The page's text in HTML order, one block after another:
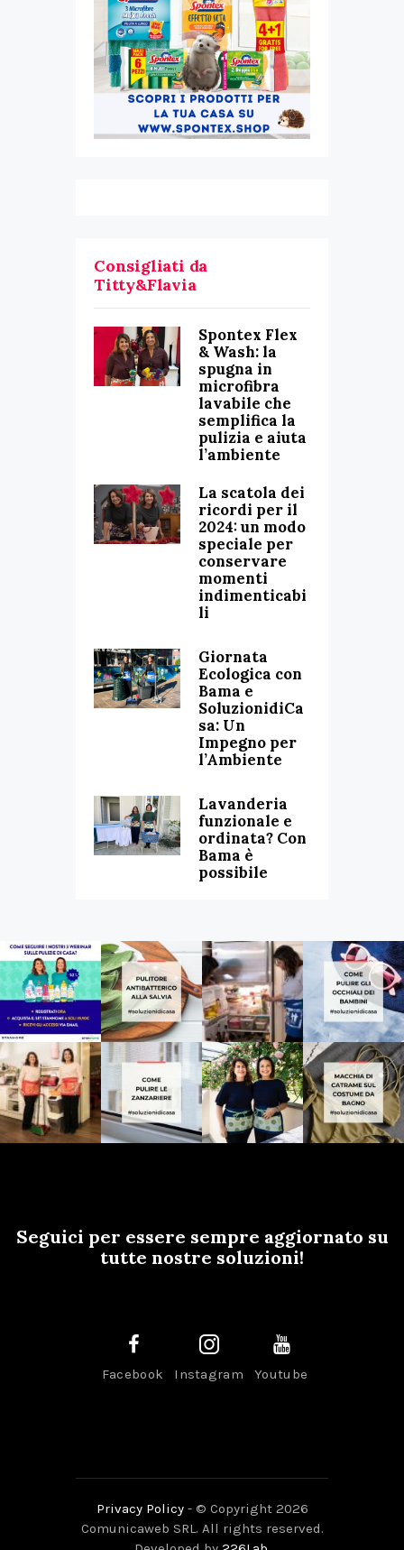
Consigliati da
Titty&Flavia
Spontex Flex
& Wash: la
spugna in
microfibra
lavabile che
semplifica la
pulizia e aiuta
l’ambiente
La scatola dei
ricordi per il
2024: un modo
speciale per
conservare
momenti
indimenticabi
li
Giornata
Ecologica con
Bama e
SoluzionidiCa
sa: Un
Impegno per
l’Ambiente
Lavanderia
funzionale e
ordinata? Con
Bama è
possibile
Seguici per essere sempre aggiornato su
tutte nostre soluzioni!
Facebook Instagram Youtube
Privacy Policy- © Copyright 2026
Comunicaweb SRL. All rights reserved.